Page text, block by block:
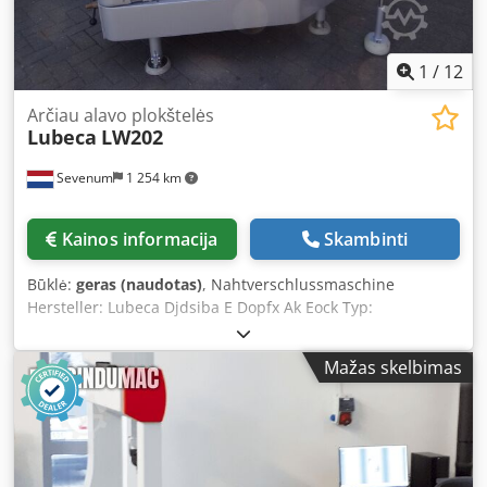
1 / 12
Sevenum 1 254 km
Arčiau alavo plokštelės
Lubeca LW202
Kainos informacija Skambinti
Būklė: geras (naudotas), Nahtverschlussmaschine
Hersteller: Lubeca Djdsiba E Dopfx Ak Eock Typ:
automatische 6-Kopf-Nahtverschlussmaschine für
Runddosen Modell: LW 202 Werkzeuge: Ausgelegt für
Dosen mit ø 85 mm – EO-Deckel Leistung: bis zu 12.000
Dosen pro Stunde Verarbeitungsbereich: Durchmesser 52–
113 mm / Höhe 50–180 mm Rahmen: lackiertes Gusseisen
Stromversorgung: 380 V – 50 Hz – 4 kW Abmessungen (L x B
x H): 700 x 1.200 x 1.600 mm Gewicht: 600 kg im aktuellen
Mažas skelbimas